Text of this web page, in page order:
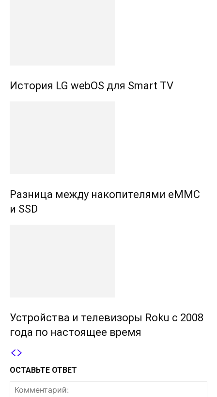
История LG webOS для Smart TV
Разница между накопителями eMMC
и SSD
Устройства и телевизоры Roku с 2008
года по настоящее время
ОСТАВЬТЕ ОТВЕТ